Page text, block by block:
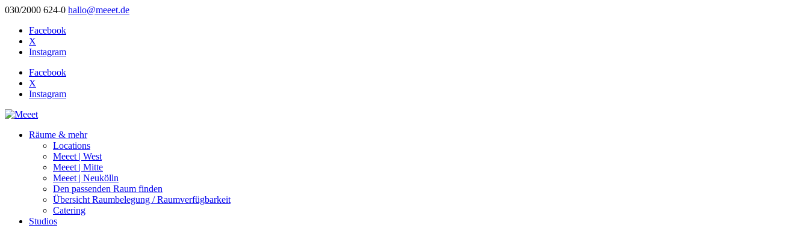
030/2000 624-0 hallo@meeet.de
Facebook
X
Instagram
Facebook
X
Instagram
Räume & mehr
Locations
Meeet | West
Meeet | Mitte
Meeet | Neukölln
Den passenden Raum finden
Übersicht Raumbelegung / Raumverfügbarkeit
Catering
Studios